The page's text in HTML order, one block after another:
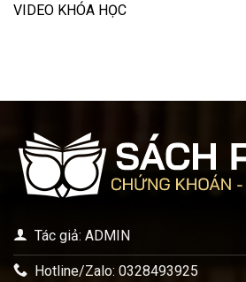
VIDEO KHÓA HỌC
Tác giả: ADMIN
Hotline/Zalo: 0328493925